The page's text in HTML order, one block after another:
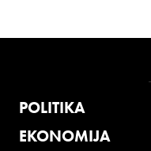
POLITIKA
EKONOMIJA